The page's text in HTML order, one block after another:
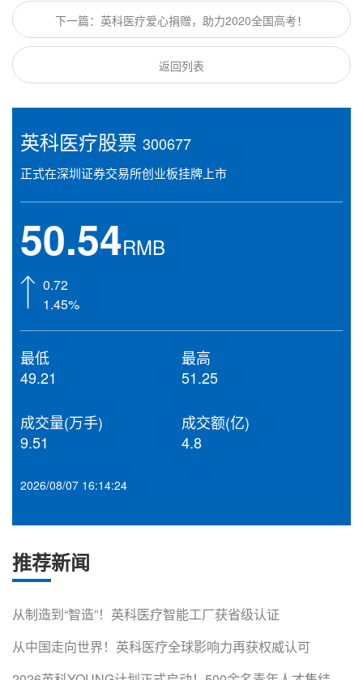
下一篇：英科医疗爱心捐赠，助力2020全国高考！
返回列表
英科医疗股票 300677
正式在深圳证券交易所创业板挂牌上市
50.54RMB
0.72
1.45%
最低
49.21
最高
51.25
成交量(万手)
9.51
成交额(亿)
4.8
2026/08/07 16:14:24
推荐新闻
从制造到“智造”！英科医疗智能工厂获省级认证
从中国走向世界！英科医疗全球影响力再获权威认可